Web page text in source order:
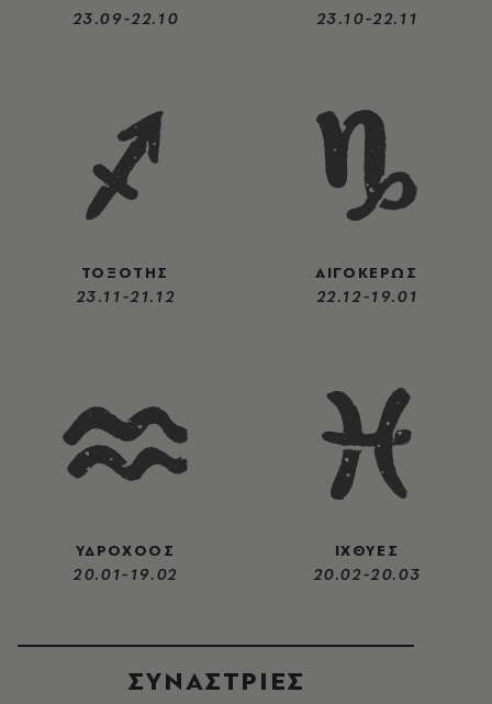
23.09-22.10 23.10-22.11
ΤΟΞΟΤΗΣ
23.11-21.12
ΑΙΓΟΚΕΡΩΣ
22.12-19.01
ΥΔΡΟΧΟΟΣ
20.01-19.02
ΙΧΘΥΕΣ
20.02-20.03
ΣΥΝΑΣΤΡIΕΣ